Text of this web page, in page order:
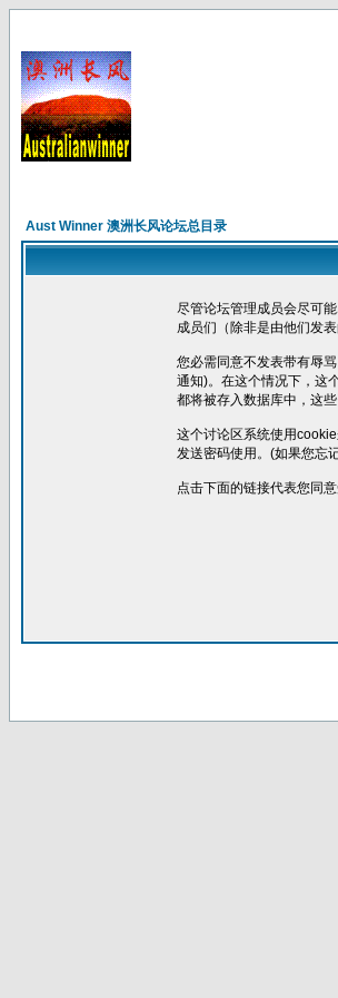
Aust Winner 澳洲长风论坛总目录
尽管论坛管理成员会尽可
成员们（除非是由他们发表
您必需同意不发表带有辱
通知)。在这个情况下，这
都将被存入数据库中，这
这个讨论区系统使用
发送密码使用。(如果您忘
点击下面的链接代表您同